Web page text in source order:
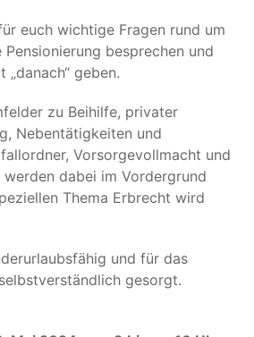
euch wichtige Fragen rund um
besprechen und
geben.
zu Beihilfe, privater
Nebentätigkeiten und
Vorsorgevollmacht und
dabei im Vordergrund
Thema Erbrecht wird
und für das
gesorgt.